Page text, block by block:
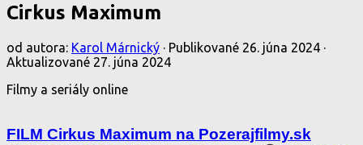
Cirkus Maximum
od autora: Karol Márnický · Publikované 26. júna 2024 ·
Aktualizované 27. júna 2024
Filmy a seriály online
FILM Cirkus Maximum na Pozerajfilmy.sk